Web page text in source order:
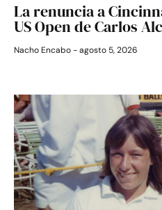
La renuncia a
US Open de Carlos
Nacho Encabo agosto 5, 2026